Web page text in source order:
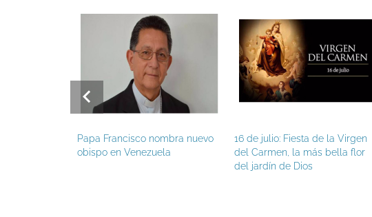
Papa Francisco nombra nuevo
obispo en Venezuela
16 de julio: Fiesta de la Virgen
del Carmen, la más bella flor
del jardín de Dios